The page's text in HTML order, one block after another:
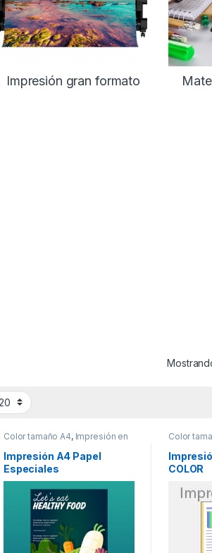
Impresión gran formato
Color tamaño A4, Impresión en
Impresión A4 Papel
Especiales
Color
COLOR